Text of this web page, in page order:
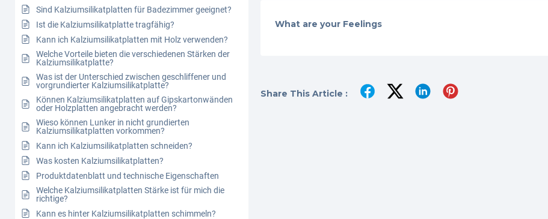
Sind Kalziumsilikatplatten für Badezimmer geeignet?
Ist die Kalziumsilikatplatte tragfähig?
Kann ich Kalziumsilikatplatten mit Holz verwenden?
Welche Vorteile bieten die verschiedenen Stärken der
Kalziumsilikatplatte?
Was ist der Unterschied zwischen geschliffener und
vorgrundierter Kalziumsilikatplatte?
Können Kalziumsilikatplatten auf Gipskartonwänden
oder Holzplatten angebracht werden?
Wieso können Lunker in nicht grundierten
Kalziumsilikatplatten vorkommen?
Kann ich Kalziumsilikatplatten schneiden?
Was kosten Kalziumsilikatplatten?
Produktdatenblatt und technische Eigenschaften
Welche Kalziumsilikatplatten Stärke ist für mich die
richtige?
Kann es hinter Kalziumsilikatplatten schimmeln?
What are your Feelings
Share This Article :